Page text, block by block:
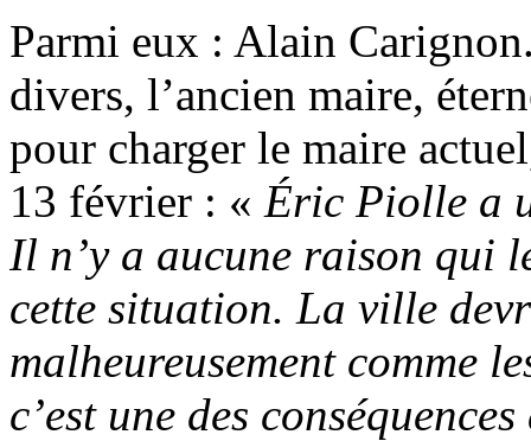
Parmi eux : Alain
divers, l’ancien maire,
pour charger le maire
13 février : « Éric Piolle a
Il n’y a aucune raison qui
cette situation. La ville
malheureusement comme
c’est une des